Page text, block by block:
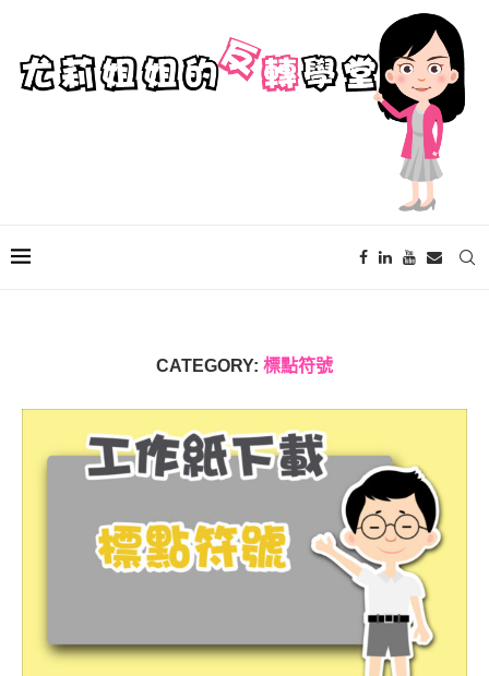
CATEGORY: 標點符號